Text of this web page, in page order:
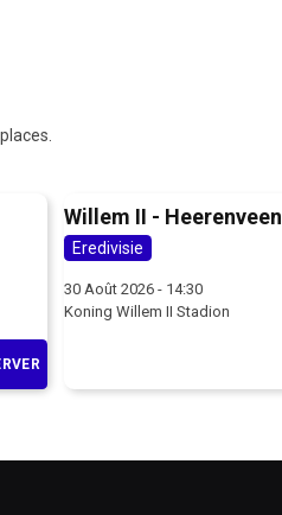
Willem II - Heerenveen
Eredivisie
30 Août 2026 - 14:30
Koning Willem II Stadion